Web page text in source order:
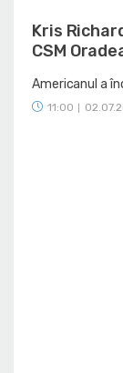
Kris
CSM
Americanul a
11:00